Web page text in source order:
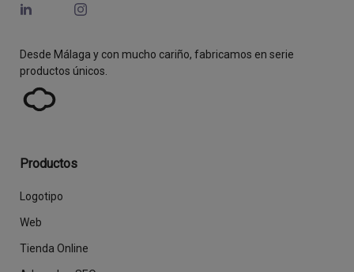
Desde Málaga y con mucho cariño, fabricamos en serie
productos únicos.
Productos
Logotipo
Web
Tienda Online